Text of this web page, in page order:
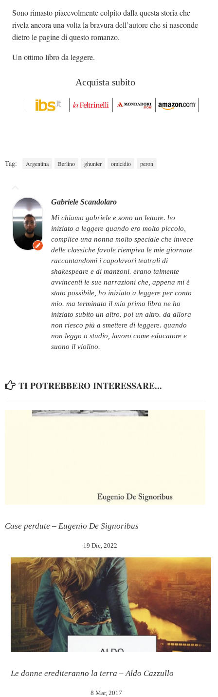
Sono rimasto piacevolmente colpito dalla questa storia che
rivela ancora una volta la bravura dell’autore che si nasconde
dietro le pagine di questo romanzo.
Un ottimo libro da leggere.
Acquista subito
Tag: Argentina Berlino ghunter omicidio peron
Gabriele Scandolaro
mi chiamo gabriele e sono un lettore. ho
iniziato a leggere quando ero molto piccolo,
complice una nonna molto speciale che invece
delle classiche favole riempiva le mie giornate
raccontandomi i capolavori teatrali di
shakespeare e di manzoni. erano talmente
avvincenti le sue narrazioni che, appena mi è
stato possibile, ho iniziato a leggere per conto
mio. ma terminato il mio primo libro ne ho
iniziato subito un altro. poi un altro. da allora
non riesco più a smettere di leggere. quando
non leggo o studio, lavoro come educatore e
suono il violino.
TI POTREBBERO INTERESSARE...
Case perdute – Eugenio De Signoribus
19 Dic, 2022
Le donne erediteranno la terra – Aldo Cazzullo
8 Mar, 2017